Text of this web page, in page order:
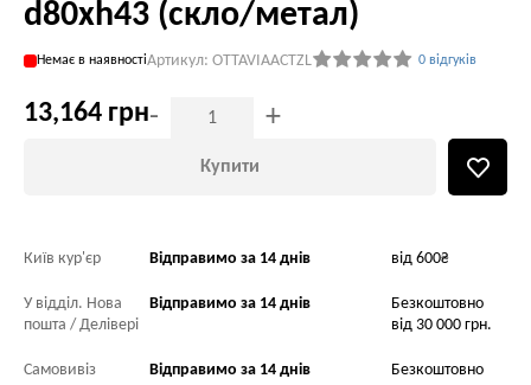
d80хh43 (скло/метал)
Немає в наявностіАртикул: OTTAVIAACTZL 0 відгуків
13,164 грн- +
Купити
Київ кур'єр Відправимо за 14 днів від 600₴
У відділ. Нова
пошта / Делівері
Відправимо за 14 днів
Безкоштовно
від 30 000 грн.
Самовивіз Відправимо за 14 днів Безкоштовно